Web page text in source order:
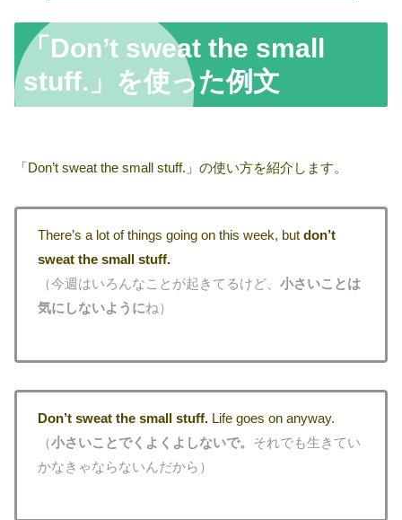
「Don’t sweat the small
stuff.」を使った例文
「Don’t sweat the small stuff.」の使い方を紹介します。
There’s a lot of things going on this week, but don’t
sweat the small stuff.
（今週はいろんなことが起きてるけど、 小さいことは
気にしないようにね）
Don’t sweat the small stuff.Life goes on anyway.
（小さいことでくよくよしないで。 それでも生きてい
かなきゃならないんだから）